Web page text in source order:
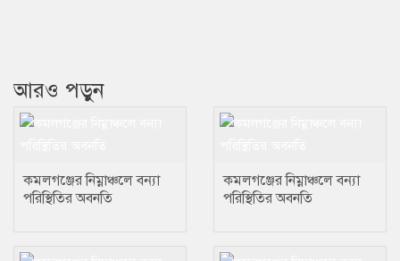
আরও পড়ুন
কমলগঞ্জের নিম্নাঞ্চলে বন্যা
পরিস্থিতির অবনতি
কমলগঞ্জের নিম্নাঞ্চলে বন্যা
পরিস্থিতির অবনতি